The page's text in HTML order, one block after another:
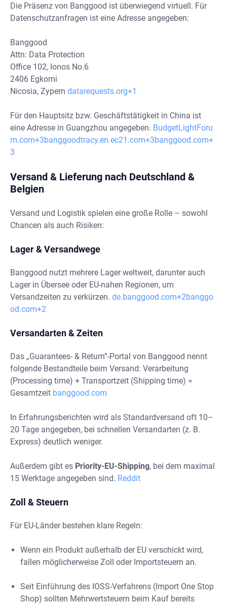
Die Präsenz von Banggood ist überwiegend virtuell. Für
Datenschutzanfragen ist eine Adresse angegeben:
Banggood
Attn: Data Protection
Office 102, Ionos No.6
2406 Egkomi
Nicosia, Zypern datarequests.org+1
Für den Hauptsitz bzw. Geschäftstätigkeit in China ist
eine Adresse in Guangzhou angegeben. BudgetLightForu
m.com+3banggoodtracy.en.ec21.com+3banggood.com+
3
Versand & Lieferung nach Deutschland &
Belgien
Versand und Logistik spielen eine große Rolle – sowohl
Chancen als auch Risiken:
Lager & Versandwege
Banggood nutzt mehrere Lager weltweit, darunter auch
Lager in Übersee oder EU-nahen Regionen, um
Versandzeiten zu verkürzen. de.banggood.com+2banggo
od.com+2
Versandarten & Zeiten
Das „Guarantees- & Return“-Portal von Banggood nennt
folgende Bestandteile beim Versand: Verarbeitung
(Processing time) + Transportzeit (Shipping time) =
Gesamtzeit banggood.com
In Erfahrungsberichten wird als Standardversand oft 10–
20 Tage angegeben, bei schnellen Versandarten (z. B.
Express) deutlich weniger.
Außerdem gibt es Priority-EU-Shipping, bei dem maximal
15 Werktage angegeben sind. Reddit
Zoll & Steuern
Für EU-Länder bestehen klare Regeln:
Wenn ein Produkt außerhalb der EU verschickt wird,
fallen möglicherweise Zoll oder Importsteuern an.
Seit Einführung des IOSS-Verfahrens (Import One Stop
Shop) sollten Mehrwertsteuern beim Kauf bereits